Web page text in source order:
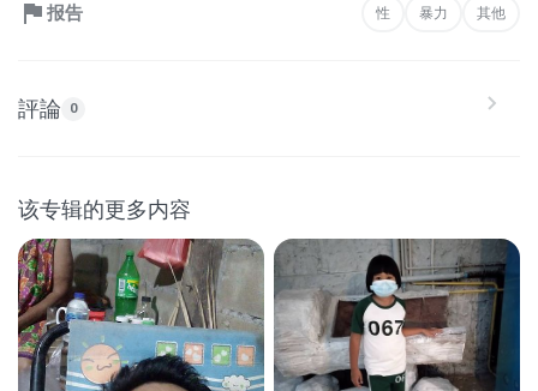
报告 性 暴力 其他
評論 0
该专辑的更多内容